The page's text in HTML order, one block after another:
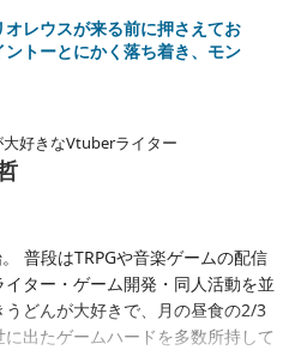
オレウスが来る前に押さえてお
トーとにかく落ち着き、モン
好きなVtuberライター
普段はTRPGや音楽ゲームの配信
ター・ゲーム開発・同人活動を並
どんが大好きで、月の昼食の2/3
出たゲームハードを多数所持して